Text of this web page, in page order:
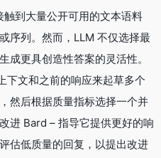
到大量公开可用的文本语料
序列。然而，LLM 不仅选择最
成更具创造性答案的灵活性。
下文和之前的响应来起草多个
然后根据质量指标选择一个并
进 Bard – 指导它提供更好的响
估低质量的回复，以提出改进